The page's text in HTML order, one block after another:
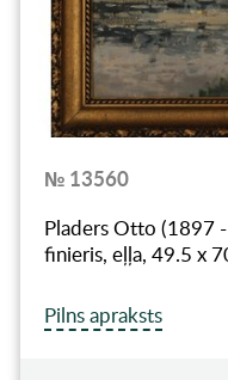
№ 13560
Pladers Otto (1897
finieris, eļļa, 49.5 x
Pilns apraksts